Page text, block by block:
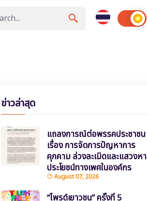
ข่าวล่าสุด
แถลงการณ์ต่อพรรคประชาชน
เรื่อง การจัดการปัญหาการ
คุกคาม ล่วงละเมิดและแสวงหา
ประโยชน์ทางเพศในองค์กร
August 07, 2026
“ไพรด์เยาวชน” ครั้งที่ 5